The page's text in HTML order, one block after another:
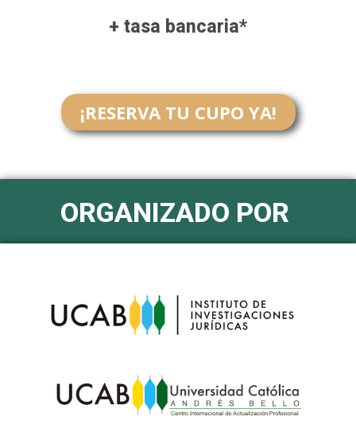
+ tasa bancaria*
¡RESERVA TU CUPO YA!
ORGANIZADO POR